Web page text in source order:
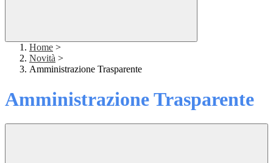
Home >
Novità >
Amministrazione Trasparente
Amministrazione Trasparente